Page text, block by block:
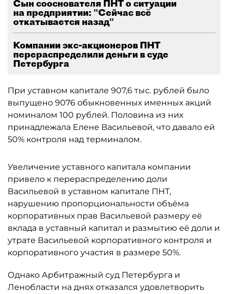
Сын сооснователя ПНТ о ситуации
на предприятии: "Сейчас всё
откатывается назад"
Компании экс-акционеров ПНТ
перераспределили деньги в суде
Петербурга
При уставном капитале 907,6 тыс. рублей было
выпущено 9076 обыкновенных именных акций
номиналом 100 рублей. Половина из них
принадлежала Елене Васильевой, что давало ей
50% контроля над терминалом.
Увеличение уставного капитала компании
привело к перераспределению доли
Васильевой в уставном капитале ПНТ,
нарушению пропорциональности объёма
корпоративных прав Васильевой размеру её
вклада в уставный капитал и размытию её доли и
утрате Васильевой корпоративного контроля и
корпоративного участия в размере 50%.
Однако Арбитражный суд Петербурга и
Ленобласти на днях отказался удовлетворить